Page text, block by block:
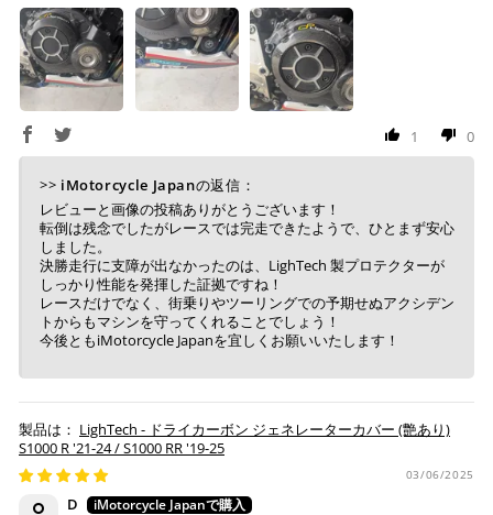
上記コンビニでお支払い頂けます。
入金確認が取れ次第、商品を手配させて頂きます。
店内端末にて操作後、レジにてお支払いください。
※ 支払期限はご注文日より7日以内とさせて頂いてお
り、万が一過ぎてしまった場合は自動でご注文はキャン
セルとなります。
※ 税込300,000円以上のお買い物の際にはご利用頂けま
せん。
※ お支払いは現金のみとなります。
銀行振込(事前決済)
ご注文時に情報をお知らせ致しますので、指定の口座に
お振り込みください。
入金確認が取れ次第、商品を手配させて頂きます。
1 0
>> iMotorcycle Japanの返信：
レビューと画像の投稿ありがとうございます！
転倒は残念でしたがレースでは完走できたようで、ひとまず安心
しました。
決勝走行に支障が出なかったのは、LighTech 製プロテクターが
しっかり性能を発揮した証拠ですね！
レースだけでなく、街乗りやツーリングでの予期せぬアクシデン
トからもマシンを守ってくれることでしょう！
今後ともiMotorcycle Japanを宜しくお願いいたします！
LighTech - ドライカーボン ジェネレーターカバー (艶あり)
S1000 R '21-24 / S1000 RR '19-25
03/06/2025
D